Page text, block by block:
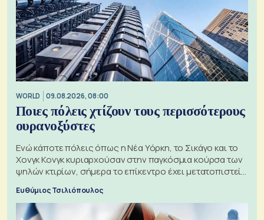
WORLD 09.08.2026, 08:00
Ποιες πόλεις χτίζουν τους περισσότερους
ουρανοξύστες
Ενώ κάποτε πόλεις όπως η Νέα Υόρκη, το Σικάγο και το
Χονγκ Κονγκ κυριαρχούσαν στην παγκόσμια κούρσα των
ψηλών κτιρίων, σήμερα το επίκεντρο έχει μετατοπιστεί
Ευθύμιος Τσιλιόπουλος